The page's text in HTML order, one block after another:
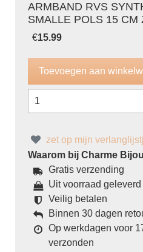
ARMBAND RVS
SMALLE POLS 15 CM
€15.99
zet op mijn
Waarom bij Charme
Gratis verzending
Uit voorraad geleverd
Veilig betalen
Binnen 30 dagen
Op werkdagen voor
verzonden